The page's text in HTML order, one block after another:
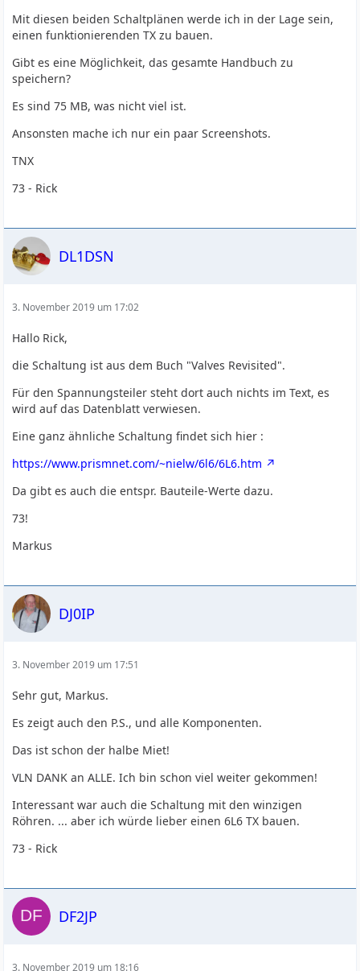
Mit diesen beiden Schaltplänen werde ich in der Lage sein,
einen funktionierenden TX zu bauen.
Gibt es eine Möglichkeit, das gesamte Handbuch zu
speichern?
Es sind 75 MB, was nicht viel ist.
Ansonsten mache ich nur ein paar Screenshots.
TNX
73 - Rick
DL1DSN
3. November 2019 um 17:02
Hallo Rick,
die Schaltung ist aus dem Buch "Valves Revisited".
Für den Spannungsteiler steht dort auch nichts im Text, es
wird auf das Datenblatt verwiesen.
Eine ganz ähnliche Schaltung findet sich hier :
https://www.prismnet.com/~nielw/6l6/6L6.htm
Da gibt es auch die entspr. Bauteile-Werte dazu.
73!
Markus
DJ0IP
3. November 2019 um 17:51
Sehr gut, Markus.
Es zeigt auch den P.S., und alle Komponenten.
Das ist schon der halbe Miet!
VLN DANK an ALLE. Ich bin schon viel weiter gekommen!
Interessant war auch die Schaltung mit den winzigen
Röhren. ... aber ich würde lieber einen 6L6 TX bauen.
73 - Rick
DF2JP
3. November 2019 um 18:16